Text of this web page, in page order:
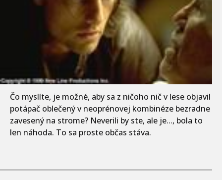
Čo myslíte, je možné, aby sa z ničoho nič v lese objavil
potápač oblečený v neoprénovej kombinéze bezradne
zavesený na strome? Neverili by ste, ale je..., bola to
len náhoda. To sa proste občas stáva.